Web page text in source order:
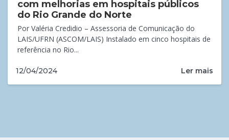
com melhorias em hospitais públicos
do Rio Grande do Norte
Por Valéria Credidio – Assessoria de Comunicação do
LAIS/UFRN (ASCOM/LAIS) Instalado em cinco hospitais de
referência no Rio...
12/04/2024 Ler mais